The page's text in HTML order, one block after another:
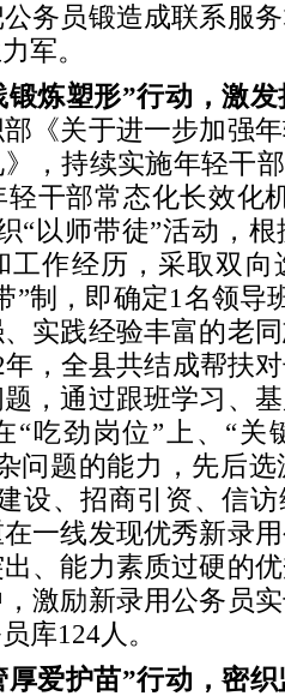
务员锻造成联系服
军。
炼塑形”行动，激
《关于进一步加强
，持续实施年轻干
干部常态化长效化
“以师带徒”活动，
工作经历，采取双向
”制，即确定1名领导
实践经验丰富的老
，全县共结成帮扶
，通过跟班学习、
“吃劲岗位”上、“关
问题的能力，先后
设、招商引资、信
一线发现优秀新录
、能力素质过硬的
激励新录用公务员
库124人。
厚爱护苗”行动，密